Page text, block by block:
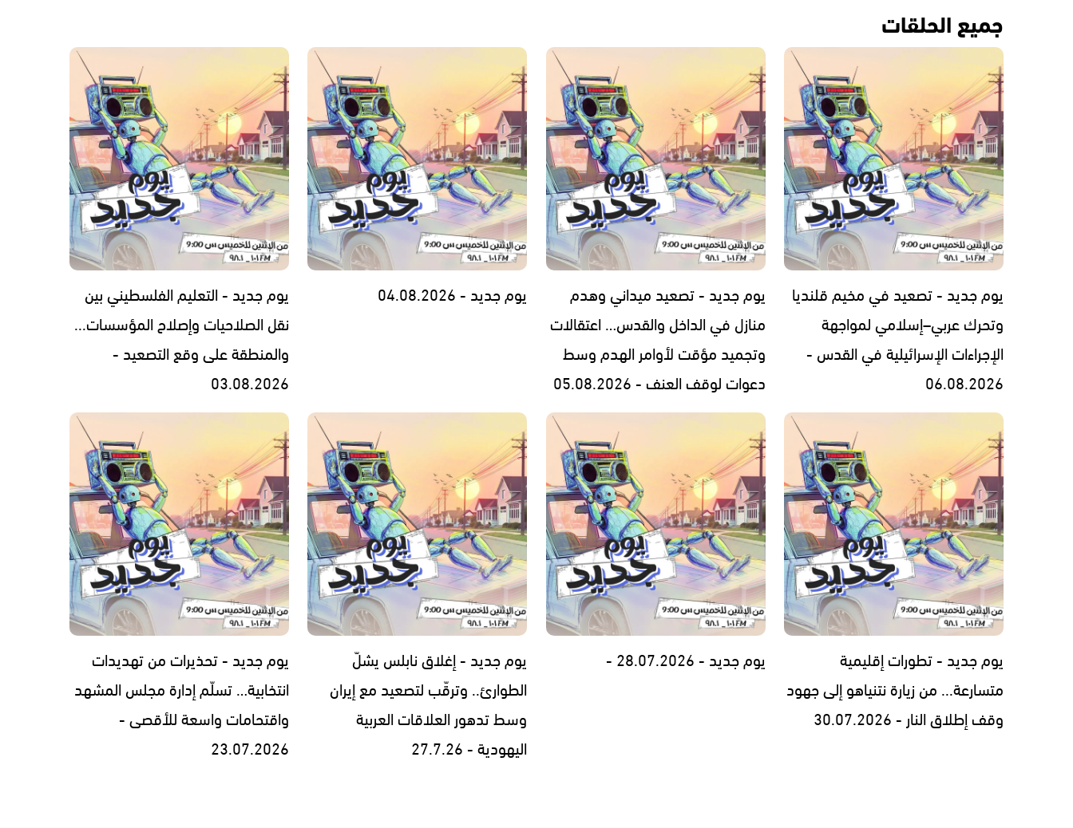
جميع الحلقات
يوم جديد - تصعيد في مخيم قلنديا
وتحرك عربي–إسلامي لمواجهة
الإجراءات الإسرائيلية في القدس -
06.08.2026
يوم جديد - تصعيد ميداني وهدم
منازل في الداخل والقدس… اعتقالات
وتجميد مؤقت لأوامر الهدم وسط
دعوات لوقف العنف - 05.08.2026
يوم جديد - 04.08.2026
يوم جديد - التعليم الفلسطيني بين
نقل الصلاحيات وإصلاح المؤسسات...
والمنطقة على وقع التصعيد -
03.08.2026
يوم جديد - تطورات إقليمية
متسارعة... من زيارة نتنياهو إلى جهود
وقف إطلاق النار - 30.07.2026
يوم جديد - 28.07.2026 -
يوم جديد - إغلاق نابلس يشلّ
الطوارئ.. وترقّب لتصعيد مع إيران
وسط تدهور العلاقات العربية
اليهودية - 27.7.26
يوم جديد - تحذيرات من تهديدات
انتخابية… تسلّم إدارة مجلس المشهد
واقتحامات واسعة للأقصى -
23.07.2026